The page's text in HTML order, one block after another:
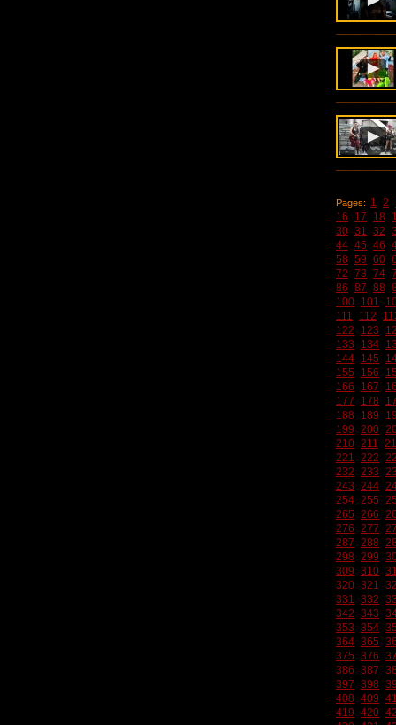
Pages: 1 2
16
17 18
30 31 32
44 45 46
58 59 60
72 73 74
86 87 88
100 101
111
112
122
123
133
134
144 145
155
156
166
167
177
178
188
189
199 200
210 211
221 222
232 233
243 244
254 255
265 266
276 277
287 288
298 299
309 310
320 321
331 332
342 343
353 354
364 365
375 376
386 387
397 398
408 409
419 420